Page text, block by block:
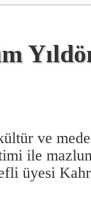
ve
ile
üyesi